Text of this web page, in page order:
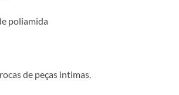
poliamida
de peças intimas.